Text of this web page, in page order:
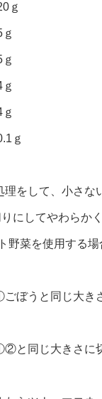
をして、小さな
にしてやわらかく
野菜を使用する
ぼうと同じ大き
と同じ大きさに